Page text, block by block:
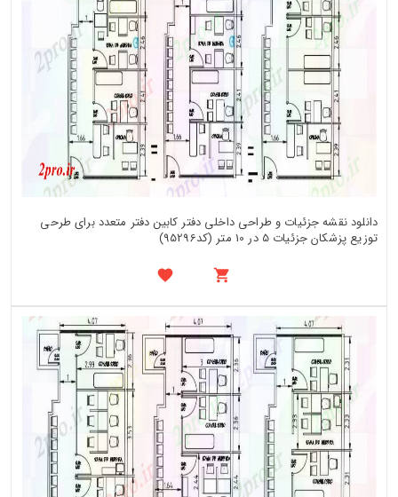
دانلود نقشه جزئیات و طراحی داخلی دفتر کابین دفتر متعدد برای طرحی
توزیع پزشکان جزئیات 5 در 10 متر (کد95296)